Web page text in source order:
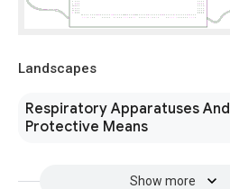
Landscapes
Respiratory Apparatuses And
Protective Means
Show more